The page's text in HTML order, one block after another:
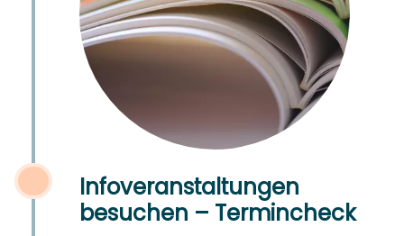
Infoveranstaltungen
besuchen – Termincheck